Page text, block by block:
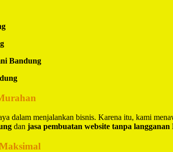
Bandung
dalam menjalankan bisnis. Karena itu, kami
dan jasa pembuatan website tanpa langganan